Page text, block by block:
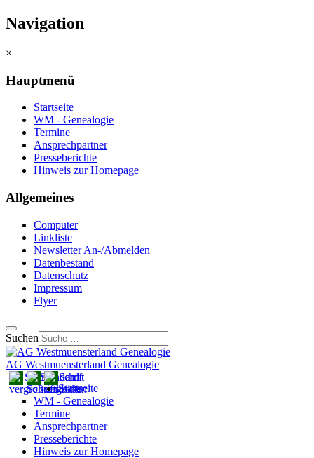
Navigation
×
Hauptmenü
Startseite
WM - Genealogie
Termine
Ansprechpartner
Presseberichte
Hinweis zur Homepage
Allgemeines
Computer
Linkliste
Newsletter An-/Abmelden
Datenbestand
Datenschutz
Impressum
Flyer
Suchen
AG Westmuensterland Genealogie
Startseite
WM - Genealogie
Termine
Ansprechpartner
Presseberichte
Hinweis zur Homepage